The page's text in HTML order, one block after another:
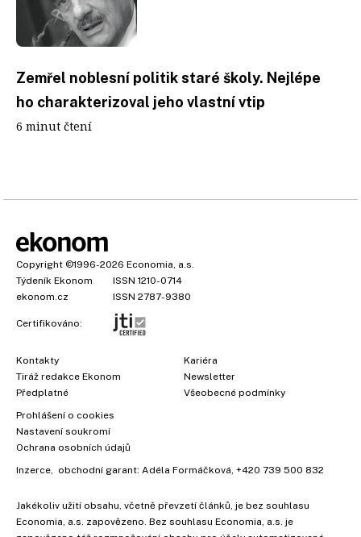
Zemřel noblesní politik staré školy. Nejlépe
ho charakterizoval jeho vlastní vtip
6 minut čtení
Copyright ©1996-2026 Economia, a.s.
Týdeník Ekonom
ISSN 1210-0714
ekonom.cz
ISSN 2787-9380
Certifikováno:
Kontakty
Tiráž redakce Ekonom
Předplatné
Kariéra
Newsletter
Všeobecné podmínky
Prohlášení o cookies
Nastavení soukromí
Ochrana osobních údajů
Inzerce , obchodní garant: Adéla Formáčková +420 739 500 832
Jakékoliv užití obsahu, včetně převzetí článků, je bez souhlasu
Economia, a.s. zapovězeno. Bez souhlasu Economia, a.s. je